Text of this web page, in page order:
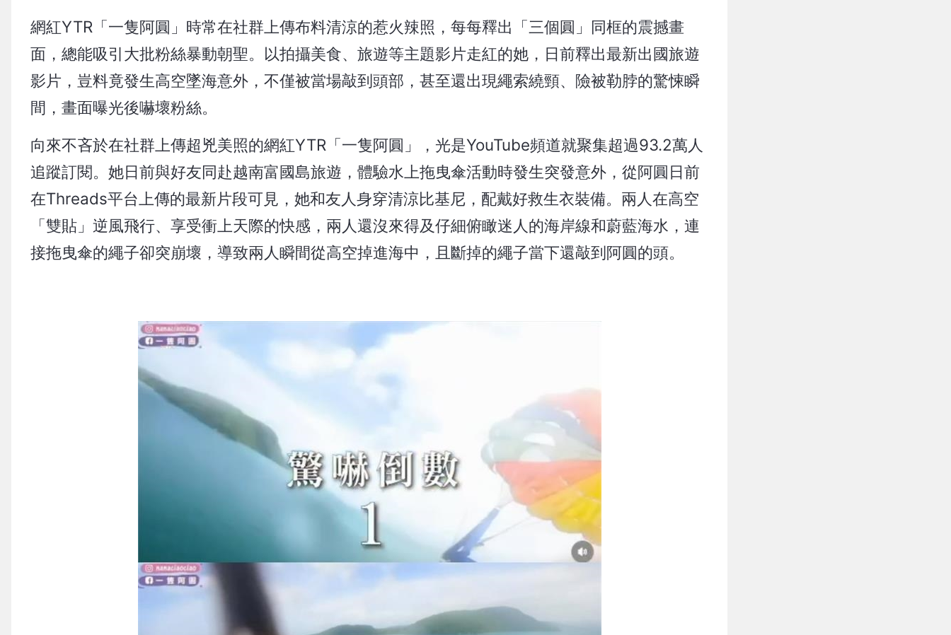
網紅YTR「一隻阿圓」時常在社群上傳布料清涼的惹火辣照，每每釋出「三個圓」同框的震撼畫
面，總能吸引大批粉絲暴動朝聖。以拍攝美食、旅遊等主題影片走紅的她，日前釋出最新出國旅遊
影片，豈料竟發生高空墜海意外，不僅被當場敲到頭部，甚至還出現繩索繞頸、險被勒脖的驚悚瞬
間，畫面曝光後嚇壞粉絲。
向來不吝於在社群上傳超兇美照的網紅YTR「一隻阿圓」，光是YouTube頻道就聚集超過93.2萬人
追蹤訂閱。她日前與好友同赴越南富國島旅遊，體驗水上拖曳傘活動時發生突發意外，從阿圓日前
在Threads平台上傳的最新片段可見，她和友人身穿清涼比基尼，配戴好救生衣裝備。兩人在高空
「雙貼」逆風飛行、享受衝上天際的快感，兩人還沒來得及仔細俯瞰迷人的海岸線和蔚藍海水，連
接拖曳傘的繩子卻突崩壞，導致兩人瞬間從高空掉進海中，且斷掉的繩子當下還敲到阿圓的頭。